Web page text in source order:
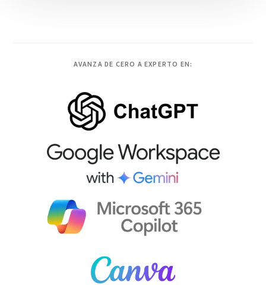
AVANZA DE CERO A EXPERTO EN: